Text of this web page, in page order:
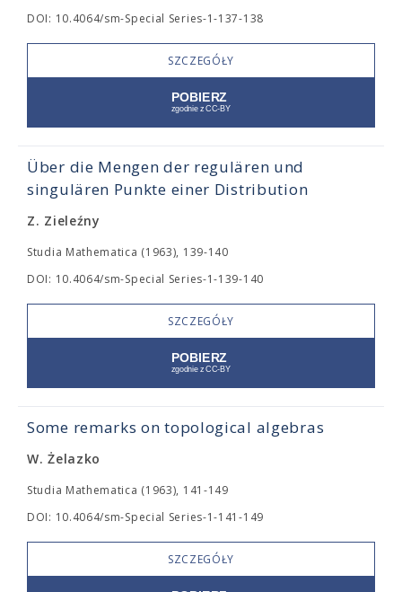
DOI: 10.4064/sm-Special Series-1-137-138
SZCZEGÓŁY
Über die Mengen der regulären und
singulären Punkte einer Distribution
Z. Zieleźny
Studia Mathematica (1963), 139-140
DOI: 10.4064/sm-Special Series-1-139-140
SZCZEGÓŁY
Some remarks on topological algebras
W. Żelazko
Studia Mathematica (1963), 141-149
DOI: 10.4064/sm-Special Series-1-141-149
SZCZEGÓŁY